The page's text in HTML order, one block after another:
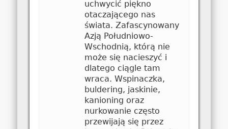
uchwycić piękno
otaczającego nas
świata. Zafascynowany
Azją Południowo-
Wschodnią, którą nie
może się nacieszyć i
dlatego ciągle tam
wraca. Wspinaczka,
buldering, jaskinie,
kanioning oraz
nurkowanie często
przewijają się przez